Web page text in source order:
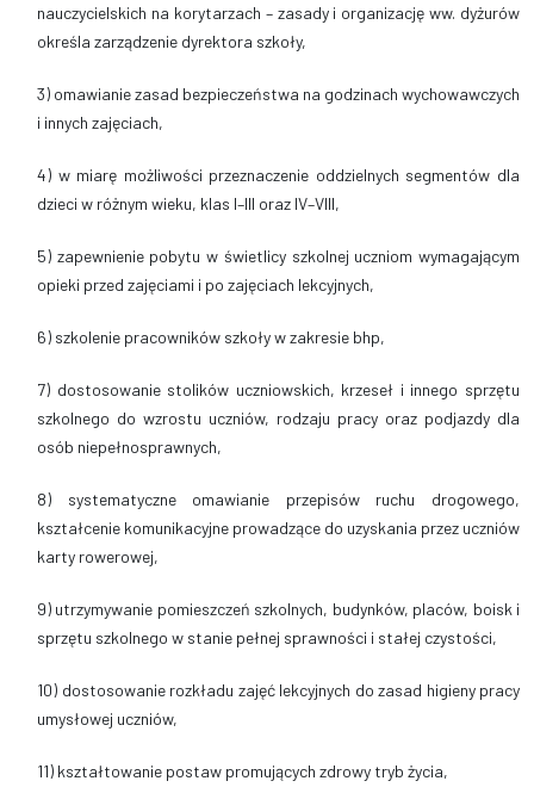
nauczycielskich na korytarzach – zasady i organizację ww. dyżurów
określa zarządzenie dyrektora szkoły,
3) omawianie zasad bezpieczeństwa na godzinach wychowawczych
i innych zajęciach,
4) w miarę możliwości przeznaczenie oddzielnych segmentów dla
dzieci w różnym wieku, klas I–III oraz IV–VIII,
5) zapewnienie pobytu w świetlicy szkolnej uczniom wymagającym
opieki przed zajęciami i po zajęciach lekcyjnych,
6) szkolenie pracowników szkoły w zakresie bhp,
7) dostosowanie stolików uczniowskich, krzeseł i innego sprzętu
szkolnego do wzrostu uczniów, rodzaju pracy oraz podjazdy dla
osób niepełnosprawnych,
8) systematyczne omawianie przepisów ruchu drogowego,
kształcenie komunikacyjne prowadzące do uzyskania przez uczniów
karty rowerowej,
9) utrzymywanie pomieszczeń szkolnych, budynków, placów, boisk i
sprzętu szkolnego w stanie pełnej sprawności i stałej czystości,
10) dostosowanie rozkładu zajęć lekcyjnych do zasad higieny pracy
umysłowej uczniów,
11) kształtowanie postaw promujących zdrowy tryb życia,